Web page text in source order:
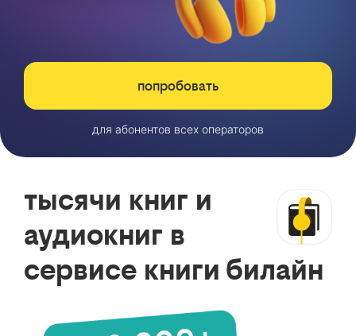
попробовать
для абонентов всех операторов
тысячи книг и
аудиокниг в
сервисе книги билайн